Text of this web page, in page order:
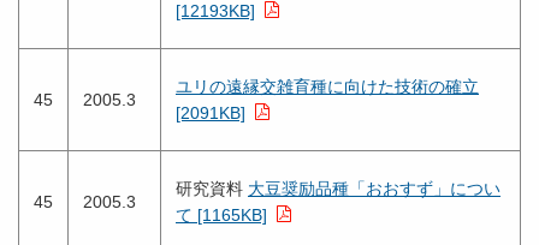
[12193KB]
45 2005.3
ユリの遠縁交雑育種に向けた技術の確立
[2091KB]
45 2005.3
研究資料 大豆奨励品種「おおすず」につい
て [1165KB]